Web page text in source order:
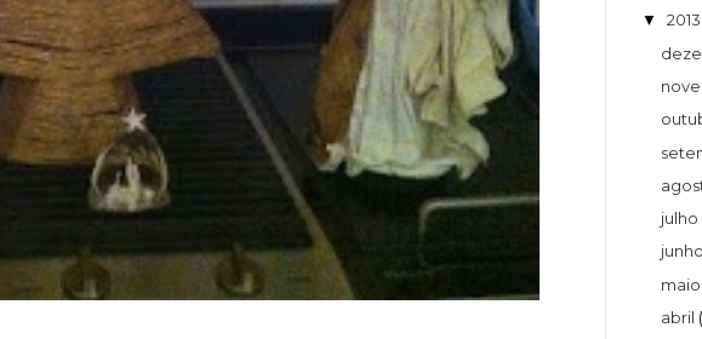
▼ 2013
julho
junho
maio
abril